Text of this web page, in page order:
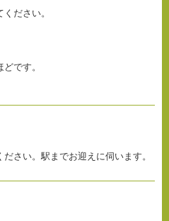
ださい。
です。
ださい。駅までお迎えに伺います。